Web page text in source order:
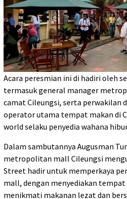
Acara peresmian ini di hadiri oleh
termasuk general manager
camat Cileungsi, serta perwakilan
operator utama tempat makan di
world selaku penyedia wahana
Dalam sambutannya Augusman
metropolitan mall Cileungsi
Street hadir untuk memperkaya
mall, dengan menyediakan
menikmati makanan lezat dan